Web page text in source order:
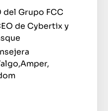
Grupo FCC
de Cybertix y